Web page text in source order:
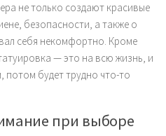
не только создают красивые
безопасности, а также о
себя некомфортно. Кроме
— это на всю жизнь, и
будет трудно что-то
при выборе